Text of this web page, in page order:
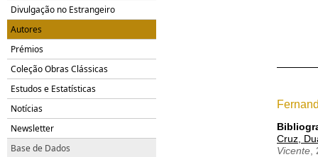
Divulgação no Estrangeiro
Autores
Prémios
Coleção Obras Clássicas
Estudos e Estatísticas
Notícias
Newsletter
Base de Dados
Cruz,
Vicente,